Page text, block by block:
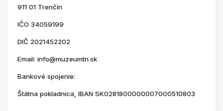
911 01 Trenčín
IČO 34059199
DIČ 2021452202
Email: info@muzeumtn.sk
Bankové spojenie:
Štátna pokladnica, IBAN SK0281800000007000510803